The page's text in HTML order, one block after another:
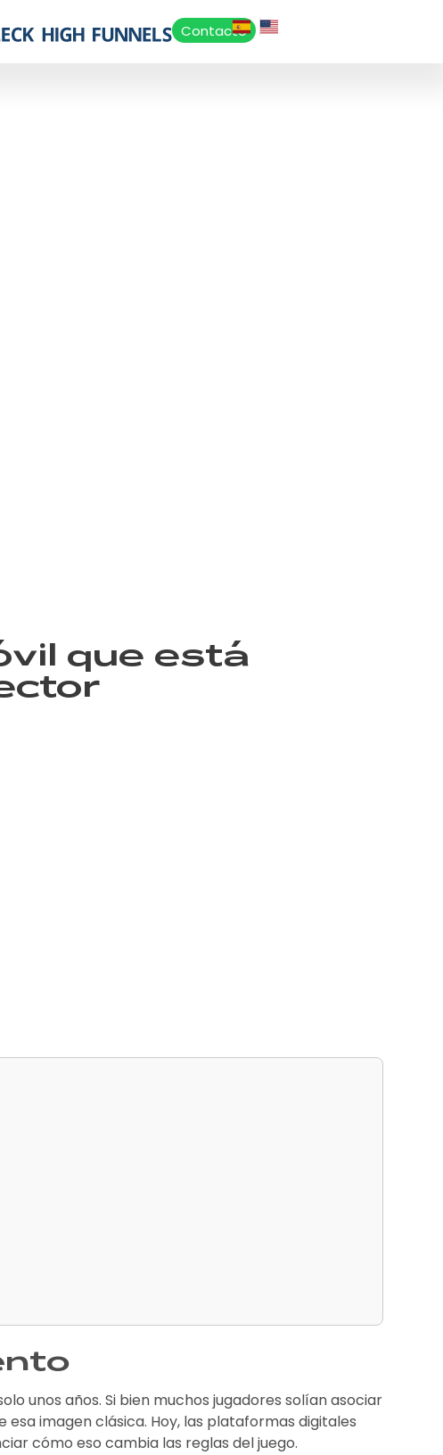
Contacto
que está
unos años. Si bien muchos jugadores solían asociar
imagen clásica. Hoy, las plataformas digitales
cómo eso cambia las reglas del juego.